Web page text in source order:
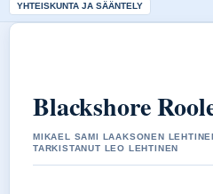
YHTEISKUNTA JA SÄÄNTELY
Blackshore
MIKAEL SAMI LAAKSONEN
TARKISTANUT LEO LEHTINEN